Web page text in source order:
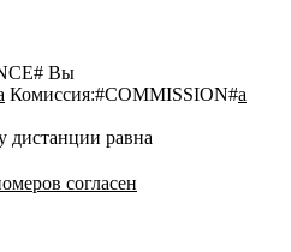
Вы
Комиссия:#COMMISSION#a
дистанции равна
согласен